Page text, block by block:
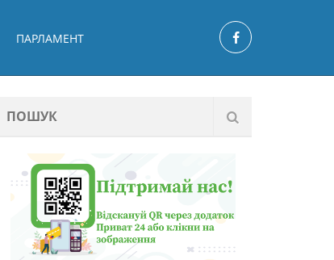
ПАРЛАМЕНТ